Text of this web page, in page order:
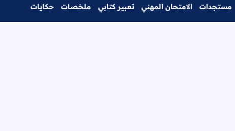
مستجدات الامتحان المهني تعبير كتابي ملخصات حكايات